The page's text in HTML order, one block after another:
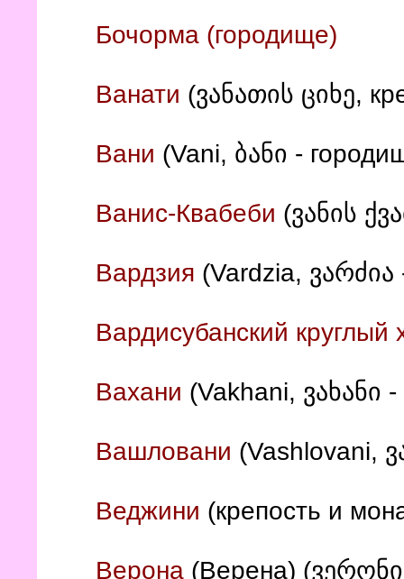
Бочорма (городище)
Ванати (ვანათის ციხე,
Вани (Vani, ბანი -
Ванис-Квабеби (ვანის
Вардзия (Vardzia,
Вардисубанский круглый
Вахани (Vakhani, ვახანი
Вашловани (Vashlovani,
Веджини (крепость и
Верона (Верена)